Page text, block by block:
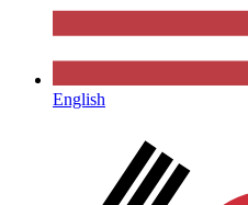
English